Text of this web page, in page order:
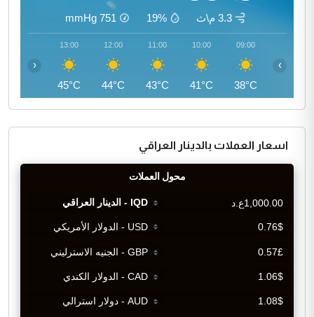
3.3 م\ث 19%
751
mmHg
09:00
38°C
10:00
41°C
11:00
43°C
12:00
44°C
13:00
45°C
‹ ›
اسعار العملات بالدينار العراقي